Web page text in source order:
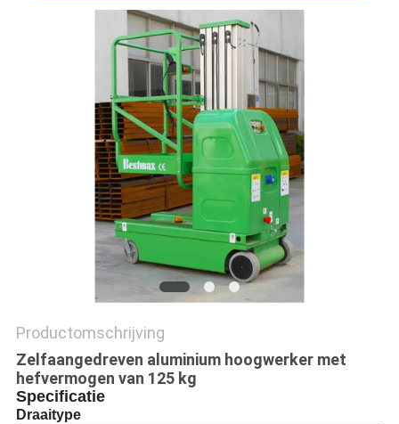
PRIVACYBELEID
Productomschrijving
Zelfaangedreven aluminium hoogwerker met
hefvermogen van 125 kg
Specificatie
Draaitype